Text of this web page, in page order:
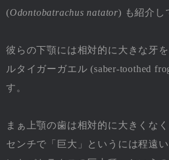
(Odontobatrachus natator) も紹介し
彼らの下顎には相対的に大きな牙
ルタイガーガエル (saber-toothed
す。
まぁ上顎の歯は相対的に大きくな
センチで「巨大」というには程遠